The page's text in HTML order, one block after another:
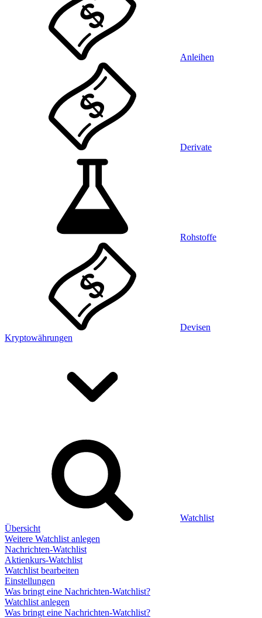
Anleihen
Derivate
Rohstoffe
Devisen
Kryptowährungen
Watchlist
Übersicht
Weitere Watchlist anlegen
Nachrichten-Watchlist
Aktienkurs-Watchlist
Watchlist bearbeiten
Einstellungen
Was bringt eine Nachrichten-Watchlist?
Watchlist anlegen
Was bringt eine Nachrichten-Watchlist?